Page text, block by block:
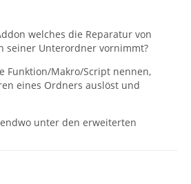
welches die Reparatur von
seiner Unterordner vornimmt?
Funktion/Makro/Script nennen,
eines Ordners auslöst und
unter den erweiterten